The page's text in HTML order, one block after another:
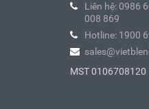
Liên hệ: 0986
008 869
Hotline: 1900
MST 0106708120